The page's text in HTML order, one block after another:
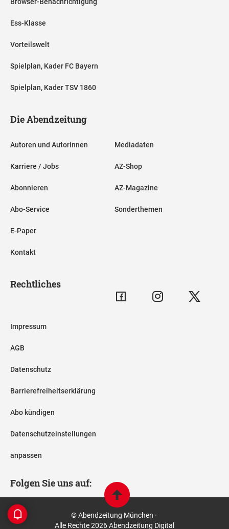
Browser-Benachrichtigung
Ess-Klasse
Vorteilswelt
Spielplan, Kader FC Bayern
Spielplan, Kader TSV 1860
Die Abendzeitung
Autoren und Autorinnen
Karriere / Jobs
Abonnieren
Abo-Service
E-Paper
Kontakt
Mediadaten
AZ-Shop
AZ-Magazine
Sonderthemen
Rechtliches
Impressum
AGB
Datenschutz
Barrierefreiheitserklärung
Abo kündigen
Datenschutzeinstellungen
anpassen
Folgen Sie uns auf:
© Abendzeitung München ·
Alle Rechte 2026 Abendzeitung Digital